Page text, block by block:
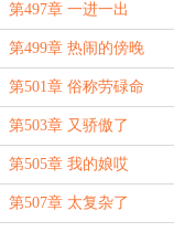
第497章 一进一出
第499章 热闹的傍晚
第501章 俗称劳碌命
第503章 又骄傲了
第505章 我的娘哎
第507章 太复杂了